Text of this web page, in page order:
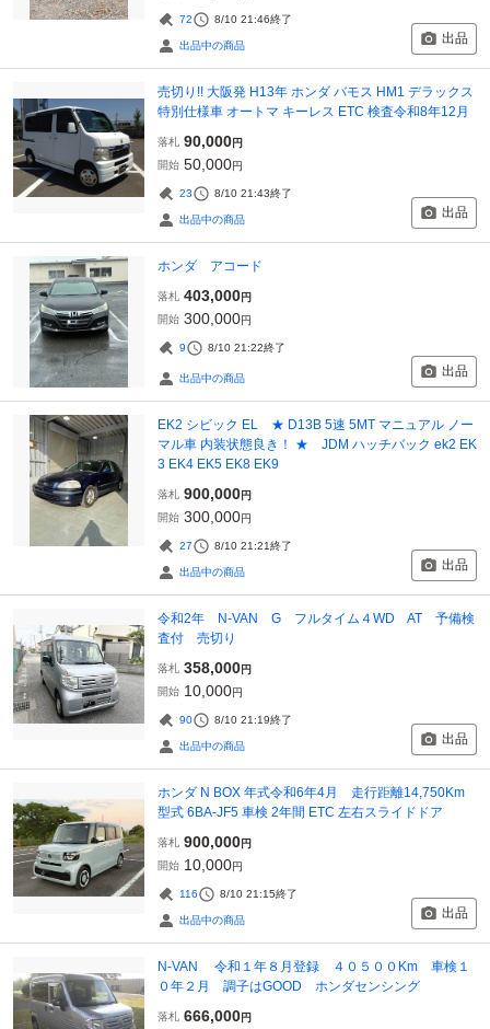
72 8/10 21:46終了
出品中の商品 出品
売切り!! 大阪発 H13年 ホンダ バモス HM1 デラックス
特別仕様車 オートマ キーレス ETC 検査令和8年12月
落札 90,000円
開始 50,000円
23 8/10 21:43終了
出品中の商品 出品
ホンダ アコード
落札 403,000円
開始 300,000円
9 8/10 21:22終了
出品中の商品 出品
EK2 シビック EL ★ D13B 5速 5MT マニュアル ノー
マル車 内装状態良き！ ★ JDM ハッチバック ek2 EK
3 EK4 EK5 EK8 EK9
落札 900,000円
開始 300,000円
27 8/10 21:21終了
出品中の商品 出品
令和2年 N-VAN G フルタイム４WD AT 予備検
査付 売切り
落札 358,000円
開始 10,000円
90 8/10 21:19終了
出品中の商品 出品
ホンダ N BOX 年式令和6年4月 走行距離14,750Km
型式 6BA-JF5 車検 2年間 ETC 左右スライドドア
落札 900,000円
開始 10,000円
116 8/10 21:15終了
出品中の商品 出品
N-VAN 令和１年８月登録 ４０５００Km 車検１
０年２月 調子はGOOD ホンダセンシング
落札 666,000円